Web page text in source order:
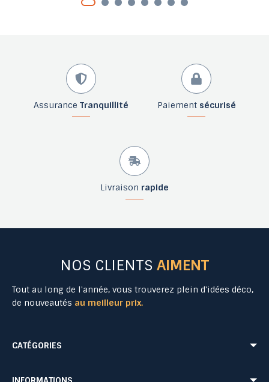
Assurance Tranquillité Paiement sécurisé
Livraison rapide
NOS CLIENTS AIMENT
Tout au long de l'année, vous trouverez plein d'idées déco,
de nouveautés au meilleur prix.
CATÉGORIES